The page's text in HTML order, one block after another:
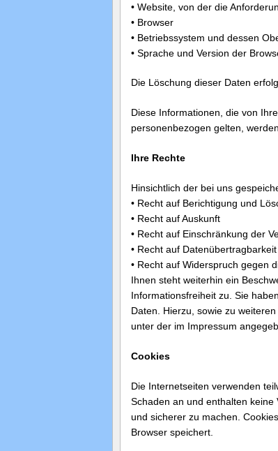
• Website, von der die
• Browser
• Betriebssystem und dessen
• Sprache und Version der
Die Löschung dieser Daten
Diese Informationen, die von
personenbezogen gelten,
Ihre Rechte
Hinsichtlich der bei uns
• Recht auf Berichtigung und
• Recht auf Auskunft
• Recht auf Einschränkung der
• Recht auf Datenübertragbarkeit
• Recht auf Widerspruch gegen
Ihnen steht weiterhin ein
Informationsfreiheit zu. Sie
Daten. Hierzu, sowie zu
unter der im Impressum
Cookies
Die Internetseiten verwenden
Schaden an und enthalten
und sicherer zu machen.
Browser speichert.